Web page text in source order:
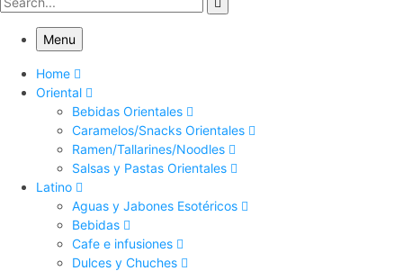
Menu
Home
Oriental
Bebidas Orientales
Caramelos/Snacks Orientales
Ramen/Tallarines/Noodles
Salsas y Pastas Orientales
Latino
Aguas y Jabones Esotéricos
Bebidas
Cafe e infusiones
Dulces y Chuches